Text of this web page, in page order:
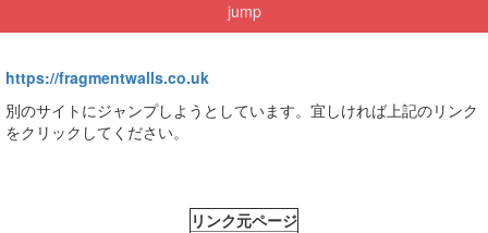
jump
https://fragmentwalls.co.uk
別のサイトにジャンプしようとしています。宜しければ上記のリンク
をクリックしてください。
リンク元ページ